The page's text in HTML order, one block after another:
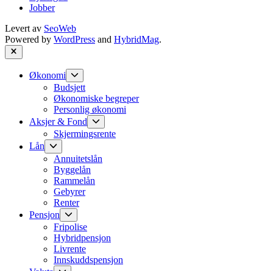
Jobber
Levert av SeoWeb
Powered by WordPress and HybridMag.
Close
Økonomi
sub
menu
Budsjett
Økonomiske begreper
Personlig økonomi
Aksjer & Fond
sub
menu
Skjermingsrente
Lån
Show
sub
menu
Annuitetslån
Byggelån
Rammelån
Gebyrer
Renter
Pensjon
sub
menu
Fripolise
Hybridpensjon
Livrente
Innskuddspensjon